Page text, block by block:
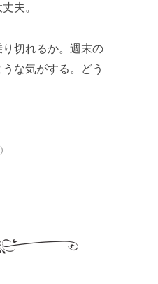
夫。
切れるか。週末の
な気がする。どう